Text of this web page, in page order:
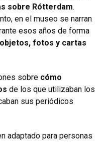
sobre Rótterdam.
en el museo se narran
esos años de forma
objetos, fotos y cartas
sobre cómo
de los que utilizaban los
sus periódicos
adaptado para personas